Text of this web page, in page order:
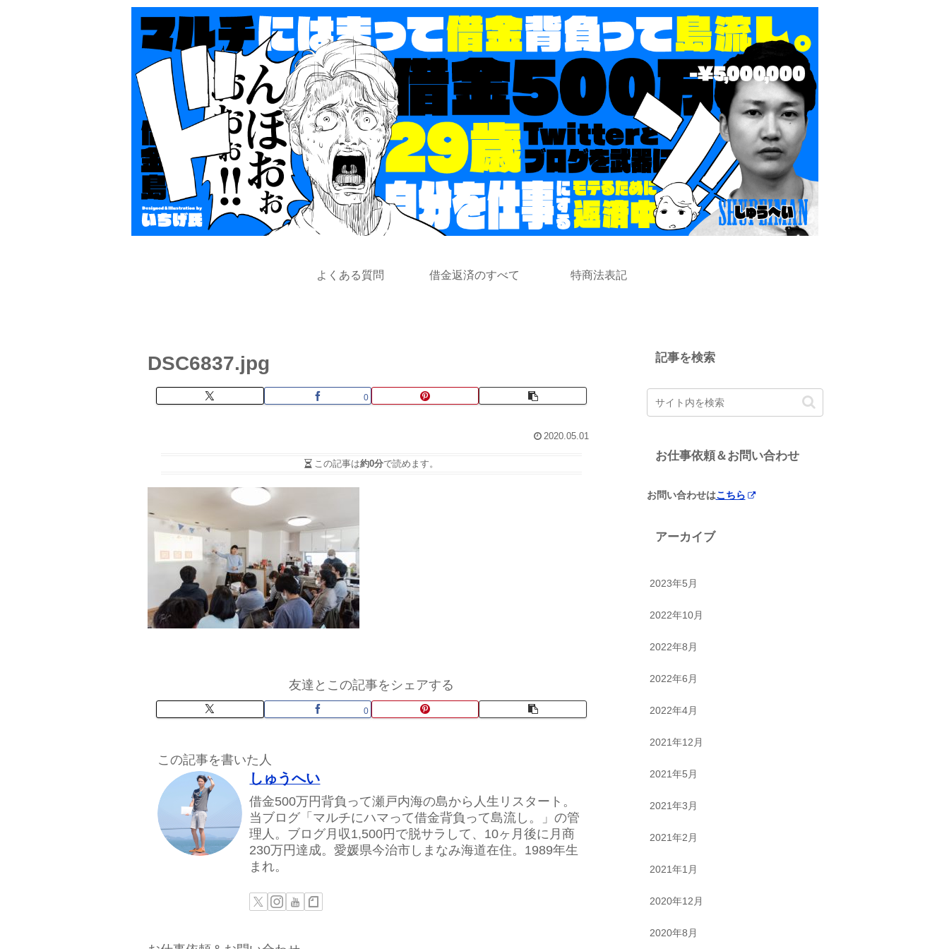
よくある質問 借金返済のすべて 特商法表記
DSC6837.jpg
0
2020.05.01
この記事は約0分で読めます。
友達とこの記事をシェアする
0
この記事を書いた人
しゅうへい
借金500万円背負って瀬戸内海の島から人生リスタート。
当ブログ「マルチにハマって借金背負って島流し。」の管
理人。ブログ月収1,500円で脱サラして、10ヶ月後に月商
230万円達成。愛媛県今治市しまなみ海道在住。1989年生
まれ。
記事を検索
お仕事依頼＆お問い合わせ
お問い合わせはこちら
アーカイブ
2023年5月
2022年10月
2022年8月
2022年6月
2022年4月
2021年12月
2021年5月
2021年3月
2021年2月
2021年1月
2020年12月
2020年8月